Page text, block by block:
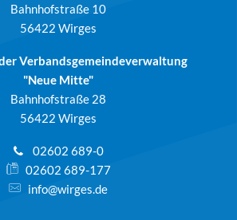
Bahnhofstraße 10
56422 Wirges
Verbandsgemeindeverwaltung
"Neue Mitte"
Bahnhofstraße 28
56422 Wirges
02602 689-0
02602 689-177
info@wirges.de